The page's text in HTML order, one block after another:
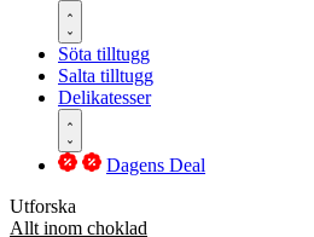
Söta tilltugg
Salta tilltugg
Delikatesser
Dagens Deal
Utforska
Allt inom choklad